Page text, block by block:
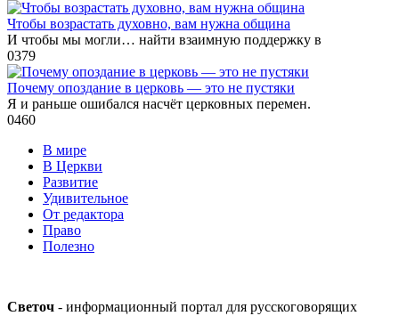
Чтобы возрастать духовно, вам нужна община
И чтобы мы могли… найти взаимную поддержку в
0379
Почему опоздание в церковь — это не пустяки
Я и раньше ошибался насчёт церковных перемен.
0460
В мире
В Церкви
Развитие
Удивительное
От редактора
Право
Полезно
Светоч - информационный портал для русскоговорящих